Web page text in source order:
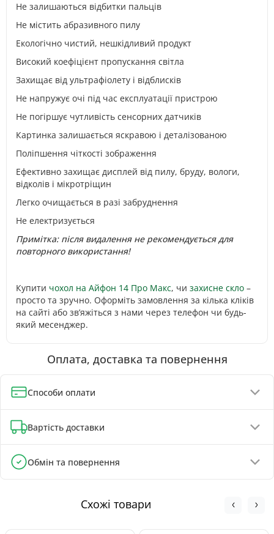
Не залишаються відбитки пальців
Не містить абразивного пилу
Екологічно чистий, нешкідливий продукт
Високий коефіцієнт пропускання світла
Захищає від ультрафіолету і відблисків
Не напружує очі під час експлуатації пристрою
Не погіршує чутливість сенсорних датчиків
Картинка залишається яскравою і деталізованою
Поліпшення чіткості зображення
Ефективно захищає дисплей від пилу, бруду, вологи,
відколів і мікротріщин
Легко очищається в разі забруднення
Не електризується
Примітка: після видалення не рекомендується для
повторного використання!
Купити чохол на Айфон 14 Про Макс, чи захисне скло –
просто та зручно. Оформіть замовлення за кілька кліків
на сайті або зв’яжіться з нами через телефон чи будь-
який месенджер.
Оплата, доставка та повернення
Способи оплати
Оплата при отриманні (до 130 грн - повна передплата)
Онлайн-оплата карткою, GPay, ApplePay
Вартість доставки
Відділення Нової Пошти - від 90 грн
Поштомати Нової Пошти - від 100 грн
Обмін та повернення
моменту покупки, відповідно до Закону України «Про
захист прав споживачів».Схожі товари